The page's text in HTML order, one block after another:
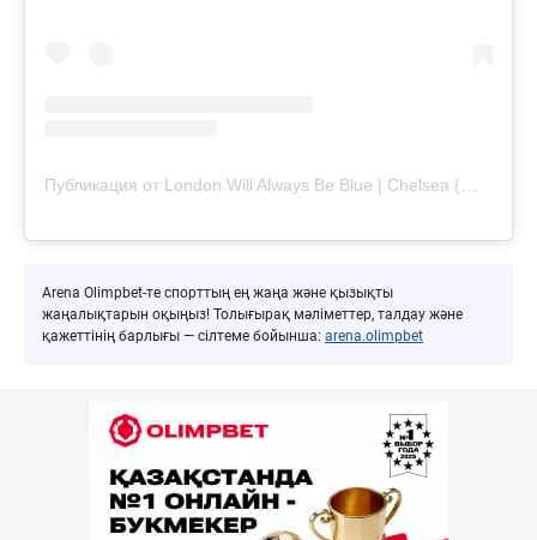
Arena Olimpbet-те спорттың ең жаңа және қызықты
жаңалықтарын оқыңыз! Толығырақ мәліметтер, талдау және
қажеттінің барлығы — сілтеме бойынша: arena.olimpbet